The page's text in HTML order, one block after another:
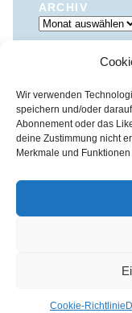
Wir verwenden
speichern und/oder
Abonnement oder das
deine Zustimmung nicht
Merkmale und
Cookie-Richtlinie
ARCHIV
Archiv
IMPRESSUM
Datenschutz
Kirchenkreis Essen |
Haus der
Fon 0201 / 22